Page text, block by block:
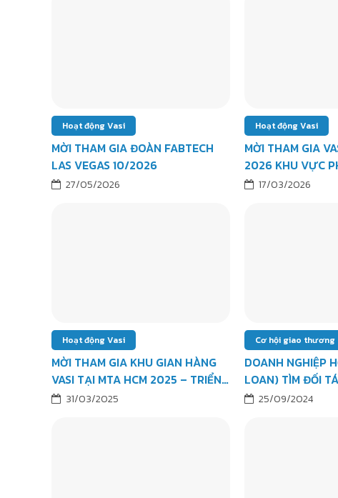
Hoạt động Vasi
MỜI THAM GIA ĐOÀN FABTECH
LAS VEGAS 10/2026
27/05/2026
Hoạt động Vasi
MỜI THAM GIA
2026 KHU VỰC
17/03/2026
Hoạt động Vasi
MỜI THAM GIA KHU GIAN HÀNG
VASI TẠI MTA HCM 2025 – TRIỂN
LÃM QUỐC TẾ VỀ CƠ KHÍ CHÍNH
31/03/2025
Cơ hội giao thương
DOANH NGHIỆP
LOAN) TÌM ĐỐI
PHỤ KIỆN KIM KHÍ
25/09/2024